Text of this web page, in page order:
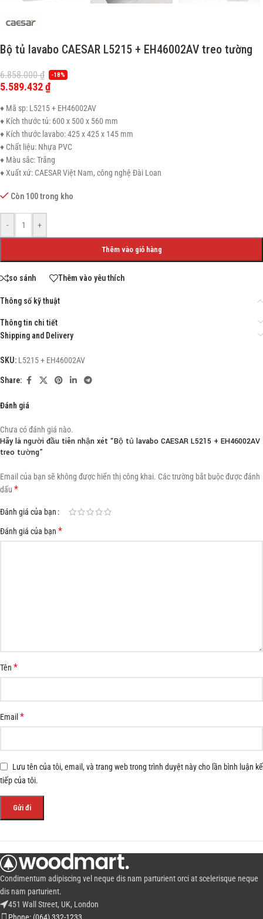
Bộ tủ lavabo CAESAR L5215 + EH46002AV treo tường
6.858.000₫ -18%
5.589.432₫
♦ Mã sp: L5215 + EH46002AV
♦ Kích thước tủ: 600 x 500 x 560 mm
♦ Kích thước lavabo: 425 x 425 x 145 mm
♦ Chất liệu: Nhựa PVC
♦ Màu sắc: Trắng
♦ Xuất xứ: CAESAR Việt Nam, công nghệ Đài Loan
Còn 100 trong kho
- +
Thêm vào giỏ hàng
so sánh Thêm vào yêu thích
Thông số kỹ thuật
Thông tin chi tiết
Shipping and Delivery
SKU: L5215 + EH46002AV
Share:
Đánh giá
Chưa có đánh giá nào.
Hãy là người đầu tiên nhận xét “Bộ tủ lavabo CAESAR L5215 + EH46002AV
treo tường”
Email của bạn sẽ không được hiển thị công khai. Các trường bắt buộc được đánh
dấu *
Đánh giá của bạn
Đánh giá của bạn *
Tên *
Email*
Lưu tên của tôi, email, và trang web trong trình duyệt này cho lần bình luận kế
tiếp của tôi.
Condimentum adipiscing vel neque dis nam parturient orci at scelerisque neque
dis nam parturient.
451 Wall Street, UK, London
Phone: (064) 332-1233